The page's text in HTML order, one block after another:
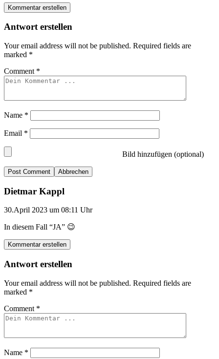
Kommentar erstellen
Antwort erstellen
Your email address will not be published. Required fields are
marked *
Comment *
Name *
Email *
Bild hinzufügen (optional)
Abbrechen
Dietmar Kappl
30.April 2023 um 08:11 Uhr
In diesem Fall “JA” 😉
Kommentar erstellen
Antwort erstellen
Your email address will not be published. Required fields are
marked *
Comment *
Name *